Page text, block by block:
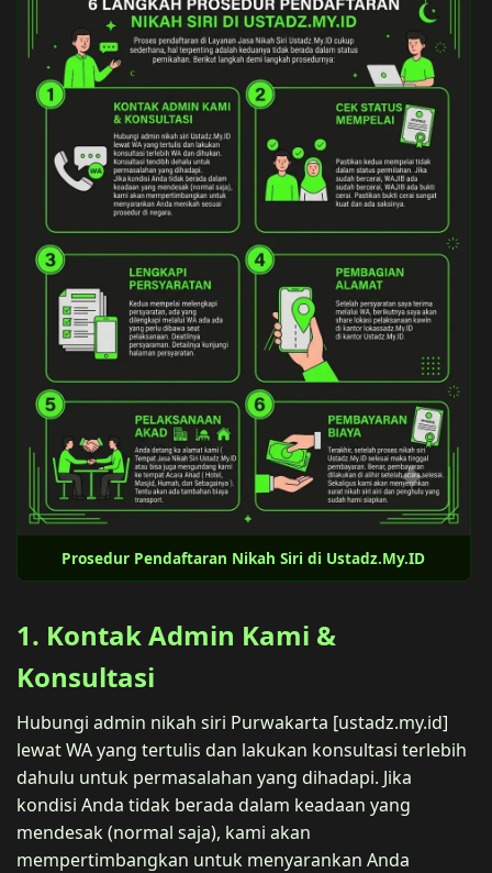
Prosedur Pendaftaran Nikah Siri di Ustadz.My.ID
1. Kontak Admin Kami &
Konsultasi
Hubungi admin nikah siri Purwakarta [ustadz.my.id]
lewat WA yang tertulis dan lakukan konsultasi terlebih
dahulu untuk permasalahan yang dihadapi. Jika
kondisi Anda tidak berada dalam keadaan yang
mendesak (normal saja), kami akan
mempertimbangkan untuk menyarankan Anda